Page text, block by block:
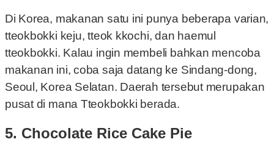
Di Korea, makanan satu ini punya beberapa varian,
tteokbokki keju, tteok kkochi, dan haemul
tteokbokki. Kalau ingin membeli bahkan mencoba
makanan ini, coba saja datang ke Sindang-dong,
Seoul, Korea Selatan. Daerah tersebut merupakan
pusat di mana Tteokbokki berada.
5. Chocolate Rice Cake Pie